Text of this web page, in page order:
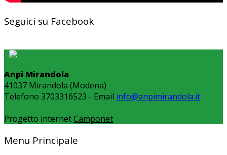
Seguici su Facebook
Anpi Mirandola
41037 Mirandola (Modena)
Telefono 3703316523 - Email info@anpimirandola.it
Progetto internetCamponet
Menu Principale